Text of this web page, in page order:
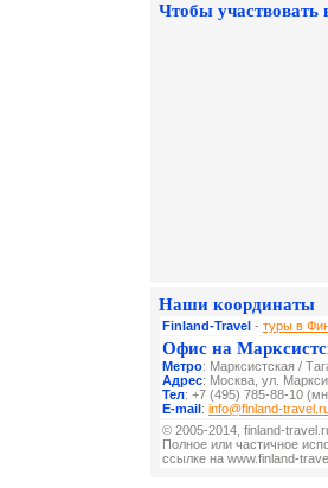
Чтобы участвовать
Наши координаты
Finland-Travel - туры в
Офис на
Метро: Марксистская /
Адрес: Москва, ул.
Тел: +7 (495) 785-88-10
E-mail: info@finland-
© 2005-2014, finland-
Полное или частичное
ссылке на www.finland-